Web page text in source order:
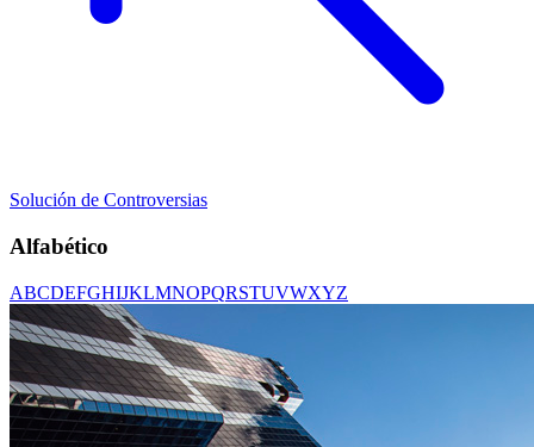
Solución de Controversias
Alfabético
ABCDEFGHIJKLMNOPQRSTUVWXYZ